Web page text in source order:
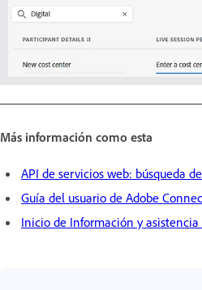
Más información como esta
API de servicios web: búsqueda
Guía del usuario de Adobe
Inicio de Información y